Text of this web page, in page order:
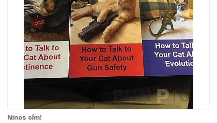
Nincs cím!